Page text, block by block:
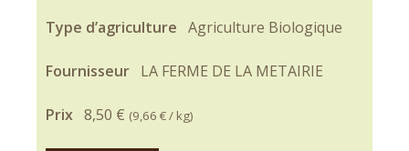
Type d’agriculture Agriculture Biologique
Fournisseur LA FERME DE LA METAIRIE
Prix 8,50 € (9,66 €/ kg)